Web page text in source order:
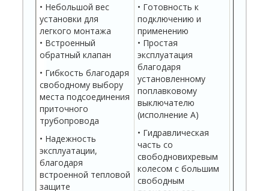
• Небольшой вес
установки для
легкого монтажа
• Встроенный
обратный клапан
• Гибкость благодаря
свободному выбору
места подсоединения
приточного
трубопровода
• Надежность
эксплуатации,
благодаря
встроенной тепловой
защите
• Готовность к
подключению и
применению
• Простая
эксплуатация
благодаря
установленному
поплавковому
выключателю
(исполнение A)
• Гидравлическая
часть со
свободновихревым
колесом с большим
свободным